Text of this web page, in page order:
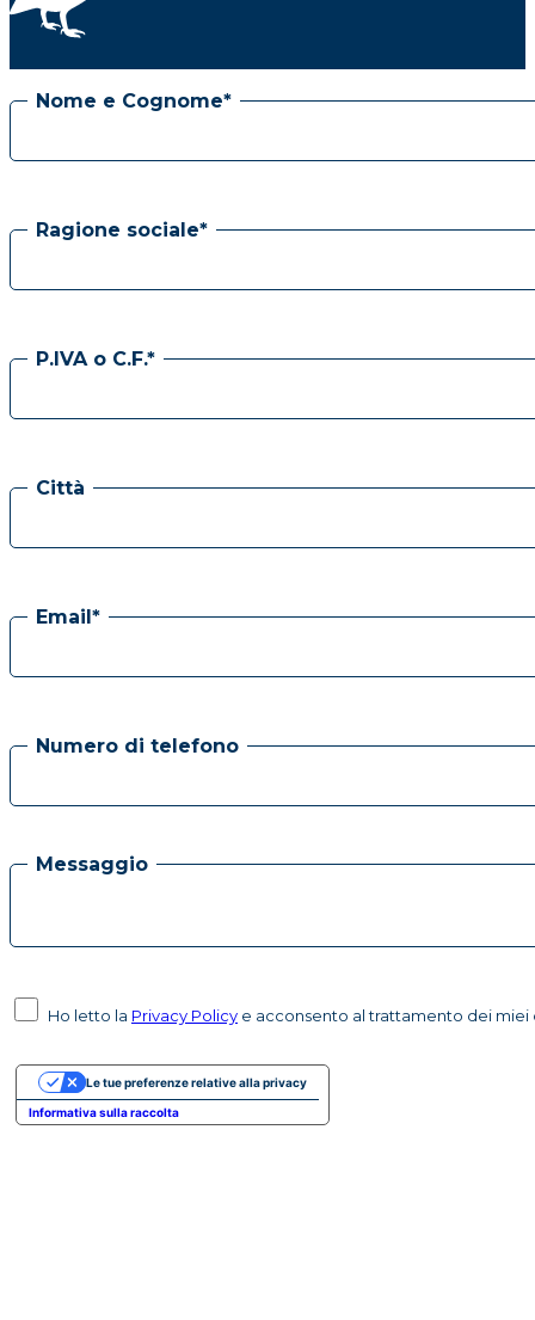
Nome e Cognome*
Ragione sociale*
P.IVA o C.F.*
Città
Email*
Numero di telefono
Messaggio
Ho letto la Privacy Policy e acconsento al trattamento dei miei
Informativa sulla raccolta
Le tue preferenze relative alla privacy